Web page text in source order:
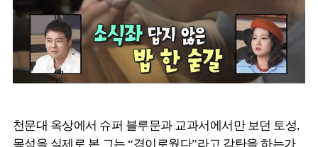
천문대 옥상에서 슈퍼 블루문과 교과서에서만 보던 토성,
목성을 실제로 본 그는 “경이로웠다”라고 감탄을 하는가